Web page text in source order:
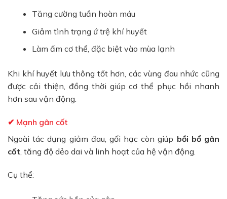
Tăng cường tuần hoàn máu
Giảm tình trạng ứ trệ khí huyết
Làm ấm cơ thể, đặc biệt vào mùa lạnh
Khi khí huyết lưu thông tốt hơn, các vùng đau nhức cũng
được cải thiện, đồng thời giúp cơ thể phục hồi nhanh
hơn sau vận động.
✔ Mạnh gân cốt
Ngoài tác dụng giảm đau, gối hạc còn giúp bồi bổ gân
cốt, tăng độ dẻo dai và linh hoạt của hệ vận động.
Cụ thể: